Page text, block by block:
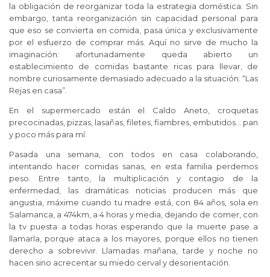
la obligación de reorganizar toda la estrategia doméstica. Sin
embargo, tanta reorganización sin capacidad personal para
que eso se convierta en comida, pasa única y exclusivamente
por el esfuerzo de comprar más. Aquí no sirve de mucho la
imaginación: afortunadamente queda abierto un
establecimiento de comidas bastante ricas para llevar, de
nombre curiosamente demasiado adecuado a la situación: “Las
Rejas en casa”.
En el supermercado están el Caldo Aneto, croquetas
precocinadas, pizzas, lasañas, filetes, fiambres, embutidos… pan
y poco más para mí.
Pasada una semana, con todos en casa colaborando,
intentando hacer comidas sanas, en esta familia perdemos
peso. Entre tanto, la multiplicación y contagio de la
enfermedad, las dramáticas noticias producen más que
angustia, máxime cuando tu madre está, con 84 años, sola en
Salamanca, a 474km, a 4 horas y media, dejando de comer, con
la tv puesta a todas horas esperando que la muerte pase a
llamarla, porque ataca a los mayores, porque ellos no tienen
derecho a sobrevivir. Llamadas mañana, tarde y noche no
hacen sino acrecentar su miedo cerval y desorientación.